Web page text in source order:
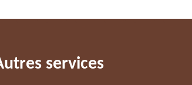
services